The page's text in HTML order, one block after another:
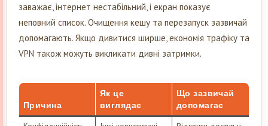
заважає, інтернет нестабільний, і екран показує
неповний список. Очищення кешу та перезапуск зазвичай
допомагають. Якщо дивитися ширше, економія трафіку та
VPN також можуть викликати дивні затримки.
Причина
Як це
виглядає
Що зазвичай
допомагає